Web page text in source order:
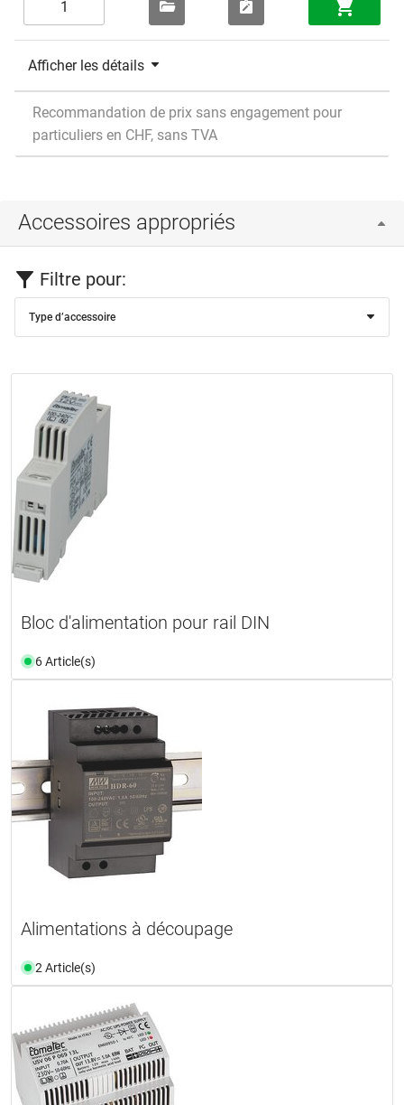
Afficher les détails
Recommandation de prix sans engagement pour
particuliers en CHF, sans TVA
Accessoires appropriés
Filtre pour:
Type d’accessoire
Bloc d'alimentation pour rail DIN
6 Article(s)
Alimentations à découpage
2 Article(s)